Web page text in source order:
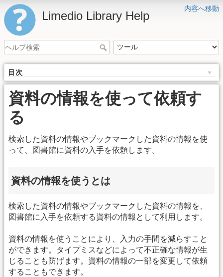
内容へ移動
Limedio Library Help
目次
資料の情報を使って依頼す
る
検索した資料の情報やブックマークした資料の情報を使
って、図書館に資料の入手を依頼します。
資料の情報を使うとは
検索した資料の情報やブックマークした資料の情報を、
図書館に入手を依頼する資料の情報として利用します。
資料の情報を使うことにより、入力の手間を減らすこと
ができます。タイプミスなどによって不正確な情報が生
じることも防げます。資料の情報の一部を変更して依頼
することもできます。